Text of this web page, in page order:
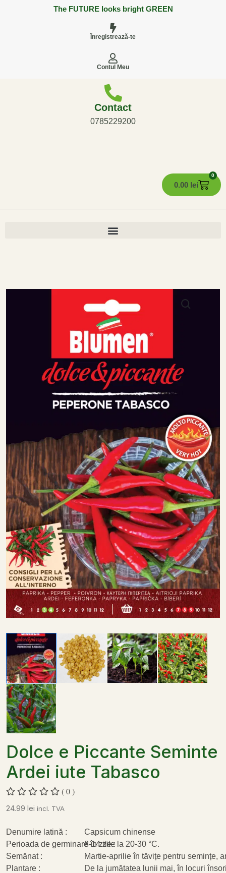
The FUTURE looks bright GREEN
Înregistrează-te
Contul Meu
Contact
0785229200
0.00 lei
0
Dolce e Piccante Seminte
Ardei iute Tabasco
( 0 )
24.99 lei incl. TVA
Denumire latină :
Capsicum chinense
Perioada de germinare în zile :8-14 zile la 20-30 °C.
Semănat :
Martie-aprilie în tăvițe pentru semințe,
Plantare :
De la jumătatea lunii mai, în locuri